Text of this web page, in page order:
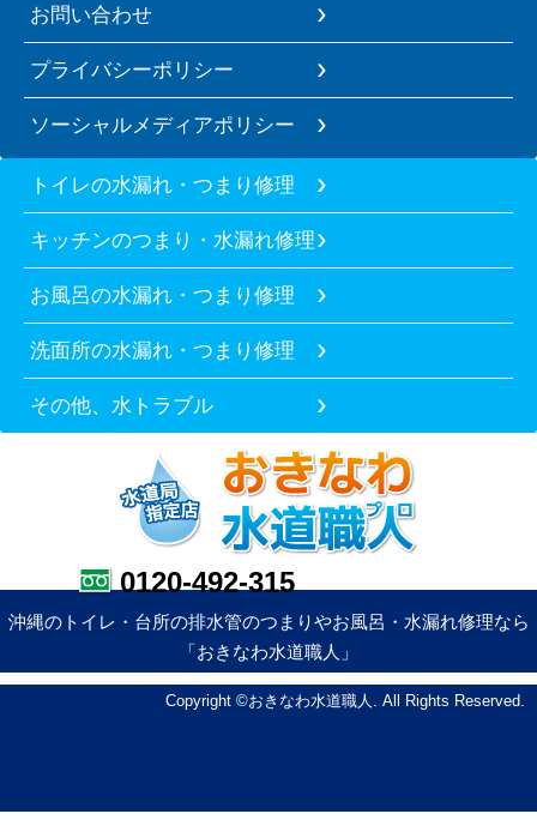
お問い合わせ
プライバシーポリシー
ソーシャルメディアポリシー
トイレの水漏れ・つまり修理
キッチンのつまり・水漏れ修理
お風呂の水漏れ・つまり修理
洗面所の水漏れ・つまり修理
その他、水トラブル
0120-492-315
沖縄のトイレ・台所の排水管のつまりやお風呂・水漏れ修理なら
「おきなわ水道職人」
Copyright ©おきなわ水道職人. All Rights Reserved.